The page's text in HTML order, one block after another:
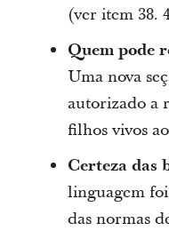
(ver item 38.
Quem pode
Uma nova
autorizado a
filhos vivos
Certeza das
linguagem
das normas